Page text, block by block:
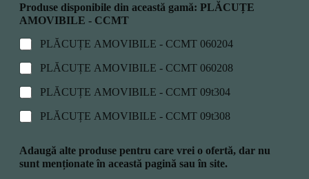
Produse disponibile din această gamă: PLĂCUȚE
AMOVIBILE - CCMT
PLĂCUȚE AMOVIBILE - CCMT 060204
PLĂCUȚE AMOVIBILE - CCMT 060208
PLĂCUȚE AMOVIBILE - CCMT 09t304
PLĂCUȚE AMOVIBILE - CCMT 09t308
Adaugă alte produse pentru care vrei o ofertă, dar nu
sunt menționate în această pagină sau în site.